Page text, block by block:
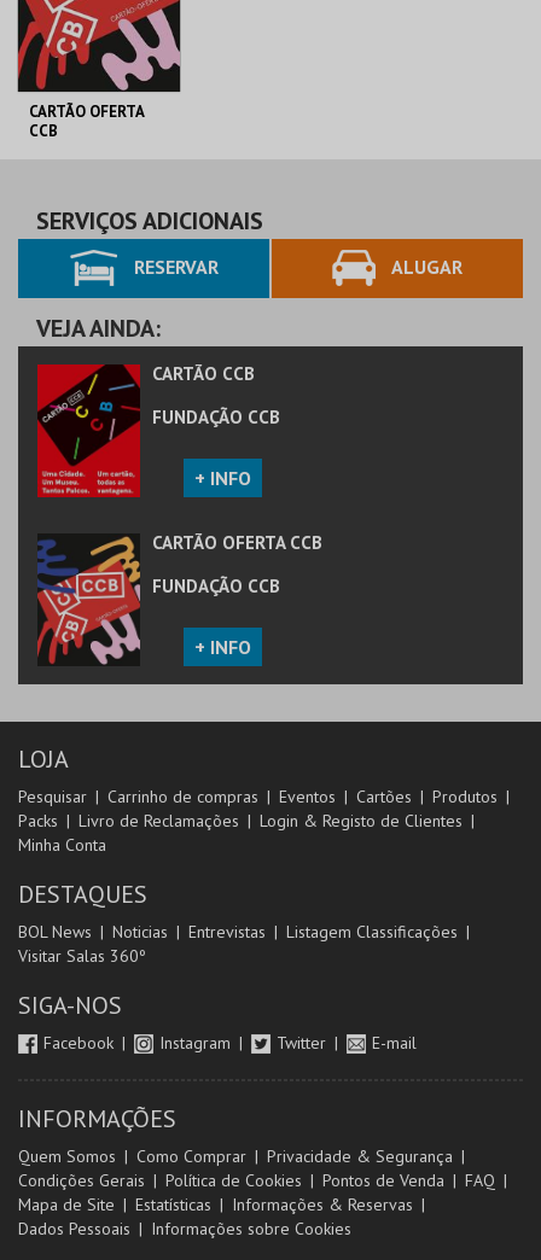
COMPRAR
CARTÃO OFERTA
CCB
CARTÃO OFERTA 50€
MAIS INFO
COMPRAR
SERVIÇOS ADICIONAIS
RESERVAR ALUGAR
VEJA AINDA:
CARTÃO CCB
FUNDAÇÃO CCB
+ INFO
CARTÃO OFERTA CCB
FUNDAÇÃO CCB
+ INFO
LOJA
Pesquisar Carrinho de compras Eventos Cartões
Produtos
Packs
Livro de Reclamações
Login & Registo de Clientes
Minha Conta
DESTAQUES
BOL News Noticias Entrevistas
Listagem Classificações
Visitar Salas 360º
SIGA-NOS
Facebook Instagram Twitter E-mail
INFORMAÇÕES
Quem Somos Como Comprar
Privacidade & Segurança
Condições Gerais
Política de Cookies Pontos de Venda
FAQ
Mapa de Site
Estatísticas
Informações & Reservas
Dados Pessoais
Informações sobre Cookies